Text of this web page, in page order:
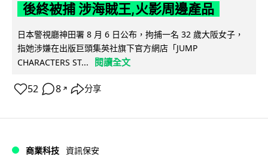
後終被捕 涉海賊王,火影周邊產品
日本警視廳神田署 8 月 6 日公布，拘捕一名 32 歲大阪女子，
指她涉嫌在出版巨頭集英社旗下官方網店「JUMP
CHARACTERS ST...
閱讀全文
52 8 ↗ 分享
商業科技 資訊保安